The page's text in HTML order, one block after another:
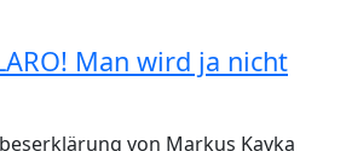
Man wird ja nicht